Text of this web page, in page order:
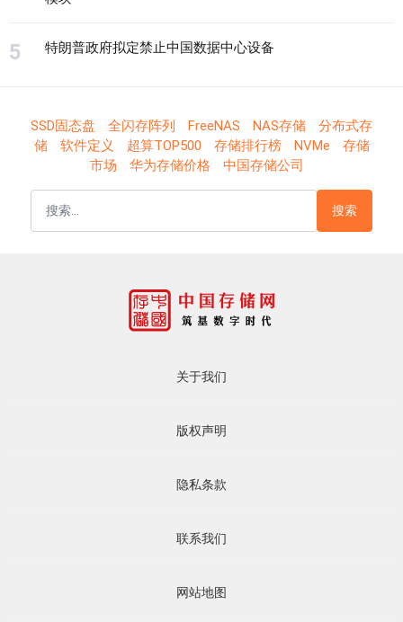
特朗普政府拟定禁止中国数据中心设备
SSD固态盘 全闪存阵列 FreeNAS NAS存储
分布式存
储
软件定义 超算TOP500 存储排行榜 NVMe
存储
市场
华为存储价格 中国存储公司
搜索
关于我们
版权声明
隐私条款
联系我们
网站地图